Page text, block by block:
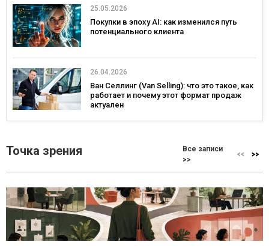
25.05.2026
Покупки в эпоху AI: как изменился путь
потенциального клиента
26.04.2026
Ван Селлинг (Van Selling): что это такое, как
работает и почему этот формат продаж
актуален
Точка зрения
Все записи
>>